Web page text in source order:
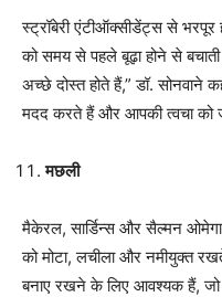
स्ट्रॉबेरी एंटीऑक्सीडेंट्स से भरपूर
को समय से पहले बूढ़ा होने से
अच्छे दोस्त होते हैं,” डॉ.
मदद करते हैं और आपकी त्वचा को
मछली
मैकेरल, सार्डिन्स और सैल्मन
को मोटा, लचीला और नमीयुक्त
बनाए रखने के लिए आवश्यक हैं,